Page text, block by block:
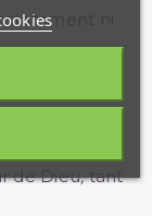
ni
de
de Dieu,tant